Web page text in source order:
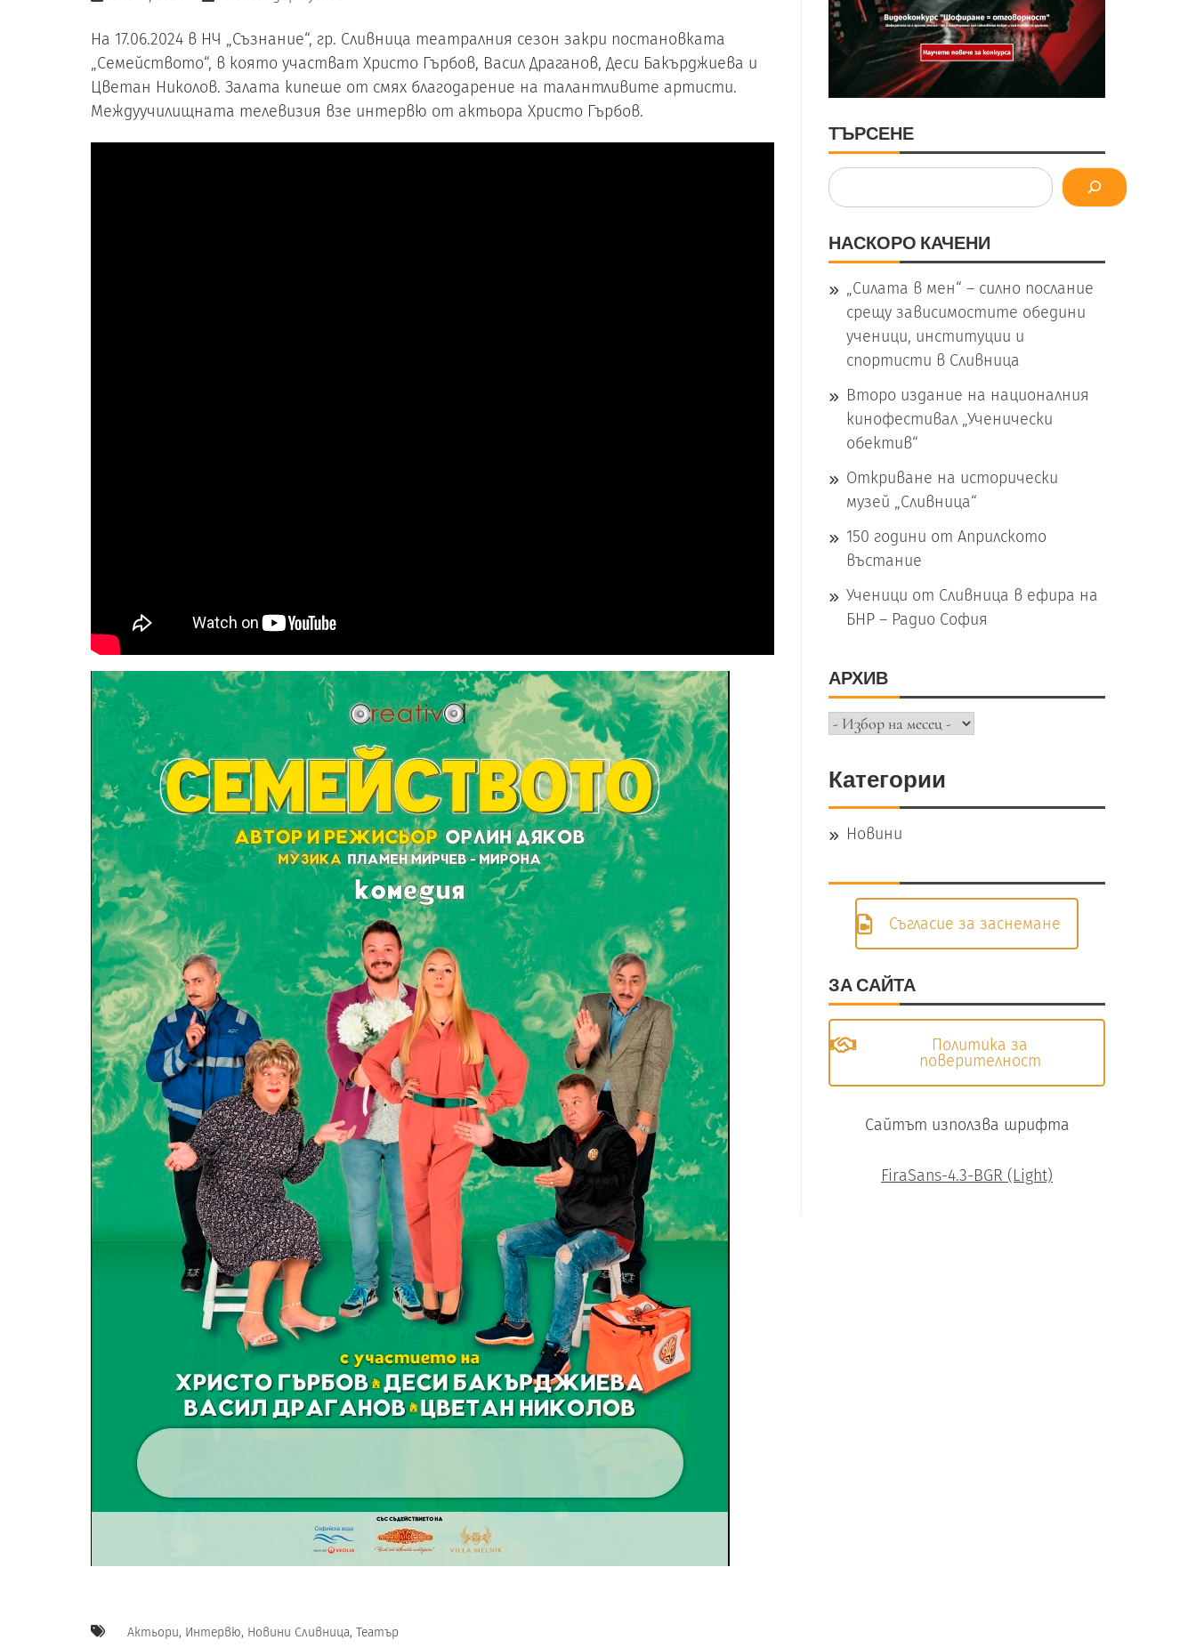
На 17.06.2024 в НЧ „Съзнание“, гр. Сливница театралния сезон закри постановката
„Семейството“, в която участват Христо Гърбов, Васил Драганов, Деси Бакърджиева и
Цветан Николов. Залата кипеше от смях благодарение на талантливите артисти.
Междуучилищната телевизия взе интервю от актьора Христо Гърбов.
Актьори, Интервю, Новини Сливница, Театър
ТЪРСЕНЕ
Търсене
НАСКОРО КАЧЕНИ
„Силата в мен“ – силно послание
срещу зависимостите обедини
ученици, институции и
спортисти в Сливница
Второ издание на националния
кинофестивал „Ученически
обектив“
Откриване на исторически
музей „Сливница“
150 години от Априлското
въстание
Ученици от Сливница в ефира на
БНР – Радио София
АРХИВ
Архив
Категории
Новини
Съгласие за заснемане
ЗА САЙТА
Политика за
поверителност
Сайтът използва шрифта
FiraSans-4.3-BGR (Light)